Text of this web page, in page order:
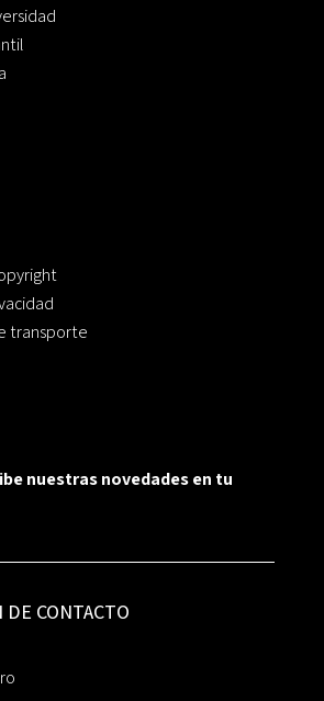
transporte
nuestras novedades en tu
CONTACTO